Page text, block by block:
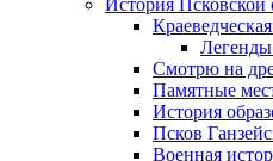
История Псковской
Легенды
Смотрю на
Памятные
История
Псков
Военная